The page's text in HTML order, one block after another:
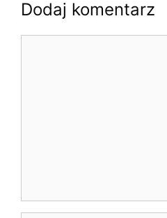
Dodaj komentarz